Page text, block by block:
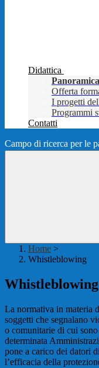
Didattica
Panoramica
Offerta
I progetti
Programmi
Contatti
Campo di ricerca per le
Home >
Whistleblowing
Whistleblowing
La normativa in materia
soggetti che segnalano
o comunitarie di cui
determinata
pone a carico dei datori
l’efficacia della